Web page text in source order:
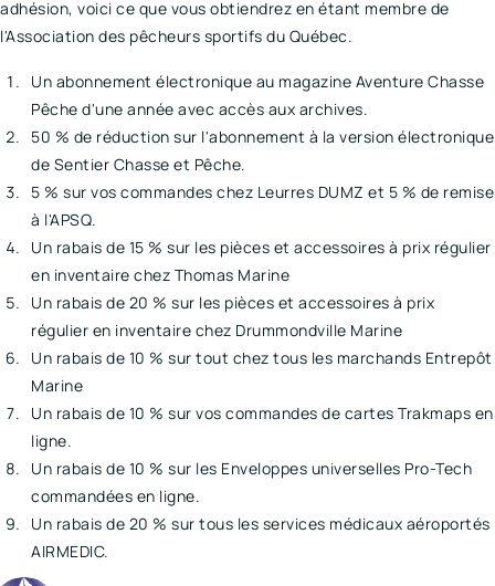
adhésion, voici ce que vous obtiendrez en étant membre de
l'Association des pêcheurs sportifs du Québec.
Un abonnement électronique au magazine Aventure Chasse
Pêche d'une année avec accès aux archives.
50 % de réduction sur l'abonnement à la version électronique
de Sentier Chasse et Pêche.
5 % sur vos commandes chez Leurres DUMZ et 5 % de remise
à l'APSQ.
Un rabais de 15 % sur les pièces et accessoires à prix régulier
en inventaire chez Thomas Marine
Un rabais de 20 % sur les pièces et accessoires à prix
régulier en inventaire chez Drummondville Marine
Un rabais de 10 % sur tout chez tous les marchands Entrepôt
Marine
Un rabais de 10 % sur vos commandes de cartes Trakmaps en
ligne.
Un rabais de 10 % sur les Enveloppes universelles Pro-Tech
commandées en ligne.
Un rabais de 20 % sur tous les services médicaux aéroportés
AIRMEDIC.